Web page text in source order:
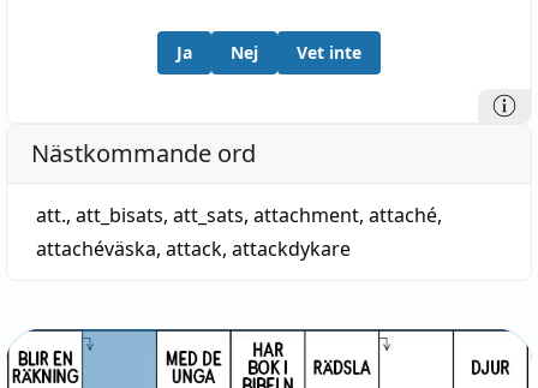
Ja Nej Vet inte
Nästkommande ord
att., att_bisats, att_sats, attachment, attaché,
attachéväska, attack, attackdykare